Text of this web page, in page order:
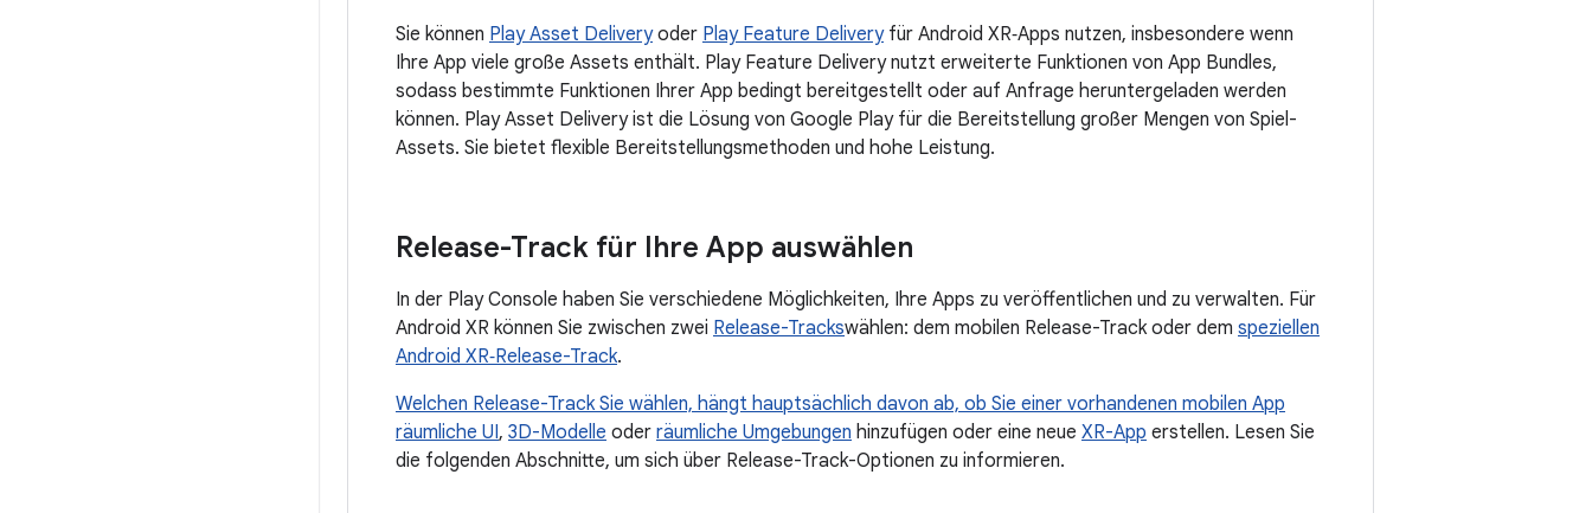
Sie können Play Asset Deliveryoder Play Feature Deliveryfür Android XR‑Apps nutzen, insbesondere wenn
Ihre App viele große Assets enthält. Play Feature Delivery nutzt erweiterte Funktionen von App Bundles,
sodass bestimmte Funktionen Ihrer App bedingt bereitgestellt oder auf Anfrage heruntergeladen werden
können. Play Asset Delivery ist die Lösung von Google Play für die Bereitstellung großer Mengen von Spiel-
Assets. Sie bietet flexible Bereitstellungsmethoden und hohe Leistung.
Release-Track für Ihre App auswählen
In der Play Console haben Sie verschiedene Möglichkeiten, Ihre Apps zu veröffentlichen und zu verwalten. Für
Android XR können Sie zwischen zwei Release-Trackswählen: dem mobilen Release-Track oder dem speziellen
Android XR‑Release-Track.
Welchen Release-Track Sie wählen, hängt hauptsächlich davon ab, ob Sie einer vorhandenen mobilen App
räumliche UI, 3D-Modelle oder räumliche Umgebungen hinzufügen oder eine neue XR-App erstellen. Lesen Sie
die folgenden Abschnitte, um sich über Release-Track-Optionen zu informieren.